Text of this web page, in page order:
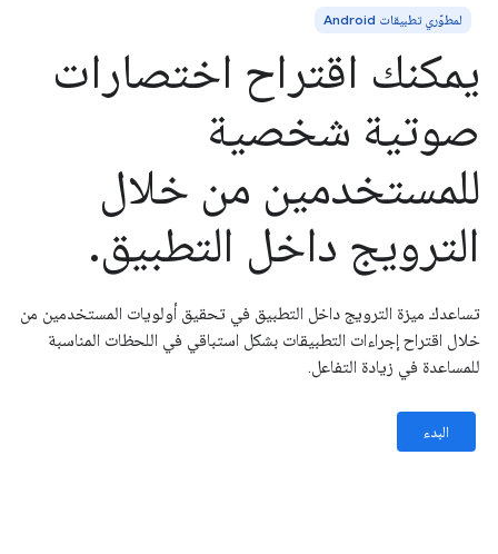
لمطوّري تطبيقات Android
يمكنك اقتراح اختصارات
صوتية شخصية
للمستخدمين من خلال
الترويج داخل التطبيق.
تساعدك ميزة الترويج داخل التطبيق في تحقيق أولويات المستخدمين من
خلال اقتراح إجراءات التطبيقات بشكل استباقي في اللحظات المناسبة
للمساعدة في زيادة التفاعل.
البدء